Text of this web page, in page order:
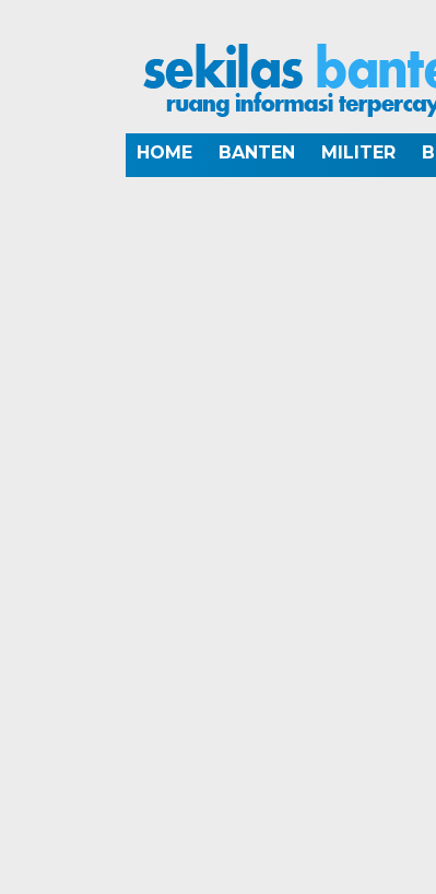
HOME BANTEN MILITER